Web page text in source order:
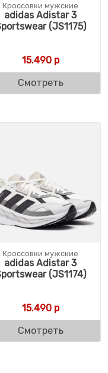
Кроссовки мужские
adidas Adistar 3
(JS1175)
15.490р
Смотреть
Кроссовки мужские
adidas Adistar 3
(JS1174)
15.490р
Смотреть